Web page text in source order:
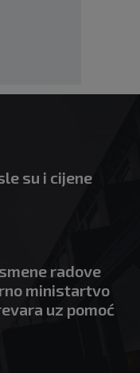
su i cijene
radove
ministartvo
uz pomoć